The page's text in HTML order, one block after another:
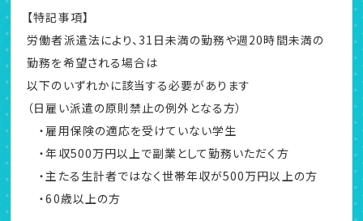
【特記事項】
労働者派遣法により、31日未満の勤務や週20時間未満の
勤務を希望される場合は
以下のいずれかに該当する必要があります
（日雇い派遣の原則禁止の例外となる方）
・雇用保険の適応を受けていない学生
・年収500万円以上で副業として勤務いただく方
・主たる生計者ではなく世帯年収が500万円以上の方
・60歳以上の方